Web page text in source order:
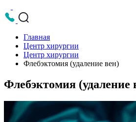
Главная
Центр хирургии
Центр хирургии
Флебэктомия (удаление вен)
Флебэктомия (удаление